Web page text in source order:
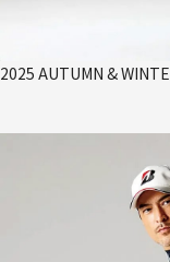
2025 AUTUMN &